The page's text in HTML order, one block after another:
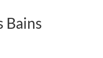
Bains